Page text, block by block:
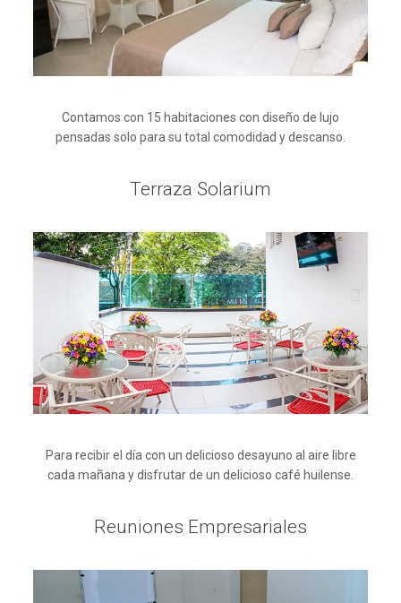
Contamos con 15 habitaciones con diseño de lujo
pensadas solo para su total comodidad y descanso.
Terraza Solarium
Para recibir el día con un delicioso desayuno al aire libre
cada mañana y disfrutar de un delicioso café huilense.
Reuniones Empresariales